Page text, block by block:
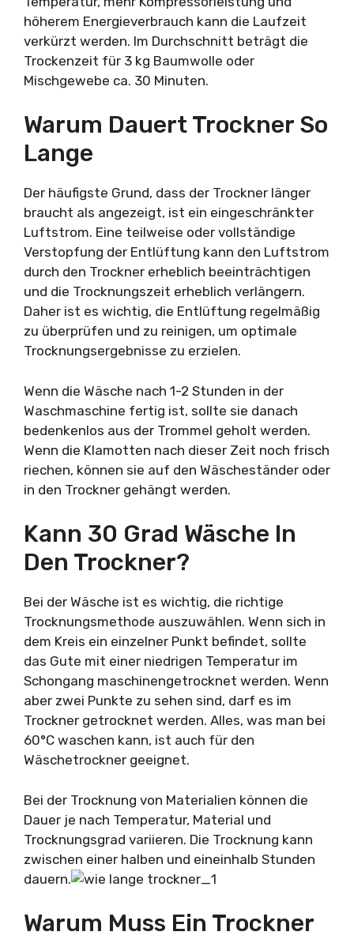
höherem Energieverbrauch kann die Laufzeit
verkürzt werden. Im Durchschnitt beträgt die
Trockenzeit für 3 kg Baumwolle oder
Mischgewebe ca. 30 Minuten.
Warum Dauert Trockner So
Lange
Der häufigste Grund, dass der Trockner länger
braucht als angezeigt, ist ein eingeschränkter
Luftstrom. Eine teilweise oder vollständige
Verstopfung der Entlüftung kann den Luftstrom
durch den Trockner erheblich beeinträchtigen
und die Trocknungszeit erheblich verlängern.
Daher ist es wichtig, die Entlüftung regelmäßig
zu überprüfen und zu reinigen, um optimale
Trocknungsergebnisse zu erzielen.
Wenn die Wäsche nach 1-2 Stunden in der
Waschmaschine fertig ist, sollte sie danach
bedenkenlos aus der Trommel geholt werden.
Wenn die Klamotten nach dieser Zeit noch frisch
riechen, können sie auf den Wäscheständer oder
in den Trockner gehängt werden.
Kann 30 Grad Wäsche In
Den Trockner?
Bei der Wäsche ist es wichtig, die richtige
Trocknungsmethode auszuwählen. Wenn sich in
dem Kreis ein einzelner Punkt befindet, sollte
das Gute mit einer niedrigen Temperatur im
Schongang maschinengetrocknet werden. Wenn
aber zwei Punkte zu sehen sind, darf es im
Trockner getrocknet werden. Alles, was man bei
60°C waschen kann, ist auch für den
Wäschetrockner geeignet.
Bei der Trocknung von Materialien können die
Dauer je nach Temperatur, Material und
Trocknungsgrad variieren. Die Trocknung kann
zwischen einer halben und eineinhalb Stunden
dauern.
Warum Muss Ein Trockner